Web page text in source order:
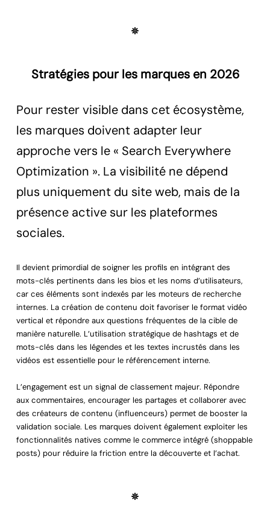
Stratégies pour les marques en 2026
Pour rester visible dans cet écosystème,
les marques doivent adapter leur
approche vers le « Search Everywhere
Optimization ». La visibilité ne dépend
plus uniquement du site web, mais de la
présence active sur les plateformes
sociales.
Il devient primordial de soigner les profils en intégrant des
mots-clés pertinents dans les bios et les noms d’utilisateurs,
car ces éléments sont indexés par les moteurs de recherche
internes. La création de contenu doit favoriser le format vidéo
vertical et répondre aux questions fréquentes de la cible de
manière naturelle. L’utilisation stratégique de hashtags et de
mots-clés dans les légendes et les textes incrustés dans les
vidéos est essentielle pour le référencement interne.
L’engagement est un signal de classement majeur. Répondre
aux commentaires, encourager les partages et collaborer avec
des créateurs de contenu (influenceurs) permet de booster la
validation sociale. Les marques doivent également exploiter les
fonctionnalités natives comme le commerce intégré (shoppable
posts) pour réduire la friction entre la découverte et l’achat.